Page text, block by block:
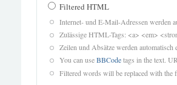
Filtered HTML
Internet- und E-Mail-Adressen werden
Zulässige HTML-Tags: <a> <em>
Zeilen und Absätze werden automatisch
You can useBBCodetags in the text.
Filtered words will be replaced with the